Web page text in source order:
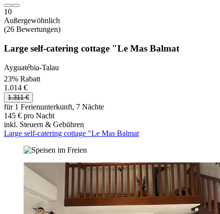
10
Außergewöhnlich
(26 Bewertungen)
Large self-catering cottage "Le Mas Balmat
Ayguatébia-Talau
23% Rabatt
1.014 €
1.311 €
für 1 Ferienunterkunft, 7 Nächte
145 € pro Nacht
inkl. Steuern & Gebühren
Large self-catering cottage "Le Mas Balmat